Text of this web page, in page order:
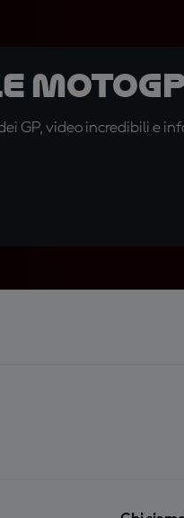
GP, video incredibili e